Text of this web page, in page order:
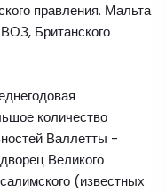
правления. Мальта
Британского
количество
Валлетты -
Великого
(известных